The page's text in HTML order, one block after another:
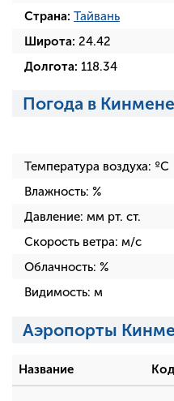
Страна: Тайвань
Широта: 24.42
Долгота: 118.34
Погода в
Температура воздуха: ºC
Влажность: %
Давление: мм рт. ст.
Скорость ветра: м/с
Облачность: %
Видимость: м
Аэропорты
Название Код